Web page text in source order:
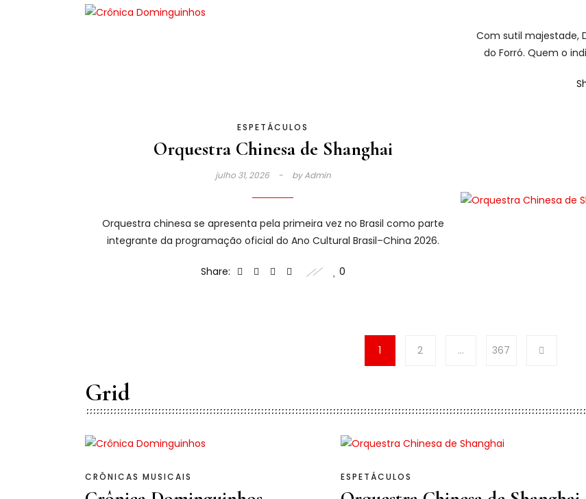
Com sutil majestade,
do Forró. Quem o
ESPETÁCULOS
Orquestra Chinesa de Shanghai
julho 31, 2026 byAdmin
Orquestra chinesa se apresenta pela primeira vez no Brasil como parte
integrante da programação oficial do Ano Cultural Brasil–China 2026.
Share: 0
1 2 … 367
Grid
CRÔNICAS MUSICAIS ESPETÁCULOS